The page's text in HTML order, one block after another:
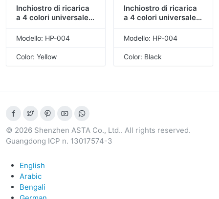
Inchiostro di ricarica
a 4 colori universale
HP （HP-004-Giallo）
Modello: HP-004
Color: Yellow
Inchiostro di ricarica
a 4 colori universale
HP (HP-004-nero)
Modello: HP-004
Color: Black
© 2026 Shenzhen ASTA Co., Ltd.. All rights reserved.
Guangdong ICP n. 13017574-3
English
Arabic
Bengali